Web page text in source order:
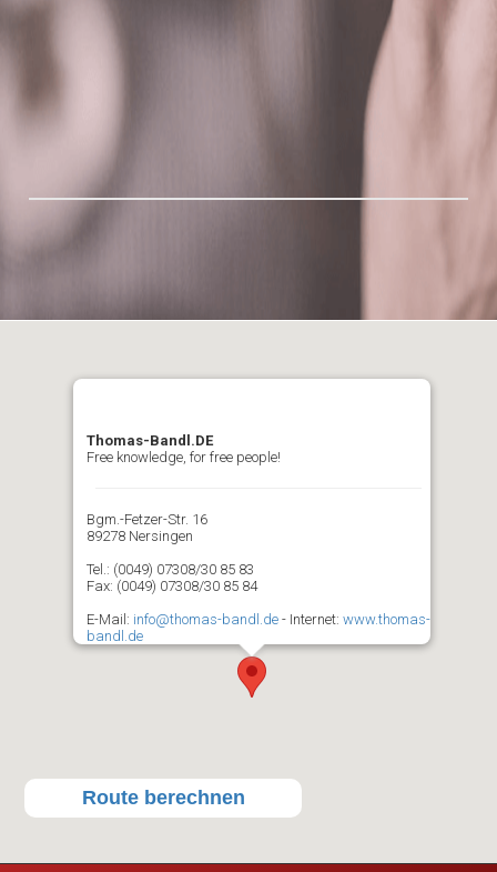
Thomas-Bandl.DE
Free knowledge, for free people!
Bgm.-Fetzer-Str. 16
89278 Nersingen
Tel.: (0049) 07308/30 85 83
Fax: (0049) 07308/30 85 84
E-Mail: info@thomas-bandl.de - Internet: www.thomas-
bandl.de
Route berechnen